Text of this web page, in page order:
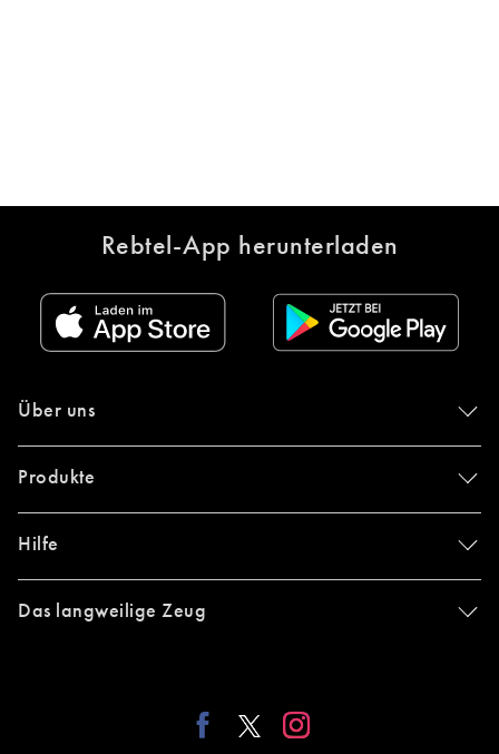
Rebtel-App herunterladen
Über uns
Produkte
Hilfe
Das langweilige Zeug